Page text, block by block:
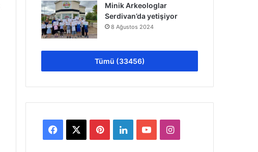
Minik Arkeologlar
Serdivan’da yetişiyor
8 Ağustos 2024
Tümü (33456)
Facebook PinterestLinkedInYouTubeInstagram